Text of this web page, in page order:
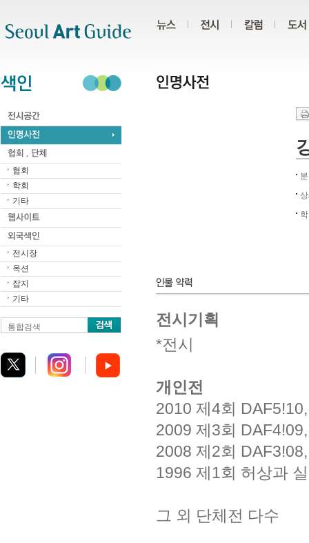
협회
학회
기타
전시장
옥션
잡지
기타
통합검색
전시기획
*전시
개인전
2010 제4회
2009 제3회
2008 제2회
1996 제1회 허상과
그 외 단체전 다수